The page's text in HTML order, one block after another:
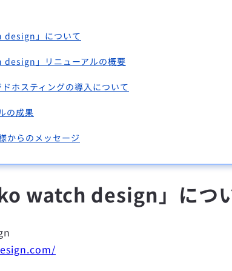
design」について
design」リニューアルの概要
ホスティングの導入について
の成果
からのメッセージ
watch design」につ